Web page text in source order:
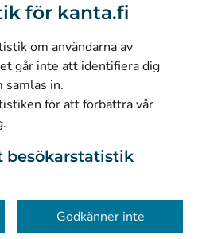
för kanta.fi
om användarna av
går inte att identifiera dig
samlas in.
för att förbättra vår
besökarstatistik
Godkänner inte
välilehteen)
välilehteen)